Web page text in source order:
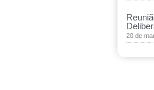
20 de